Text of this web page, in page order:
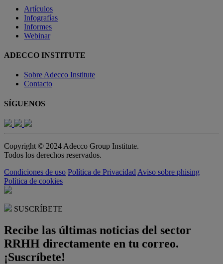
Artículos
Infografías
Informes
Webinar
ADECCO INSTITUTE
Sobre Adecco Institute
Contacto
SÍGUENOS
Copyright © 2024 Adecco Group Institute.
Todos los derechos reservados.
Condiciones de uso Política de Privacidad Aviso sobre phising
Política de cookies
SUSCRÍBETE
Recibe las últimas noticias del sector
RRHH directamente en tu correo.
¡Suscríbete!